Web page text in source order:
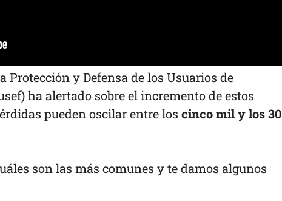
Protección y Defensa de los Usuarios de
ha alertado sobre el incremento de estos
pueden oscilar entre los cinco mil y los 30
son las más comunes y te damos algunos